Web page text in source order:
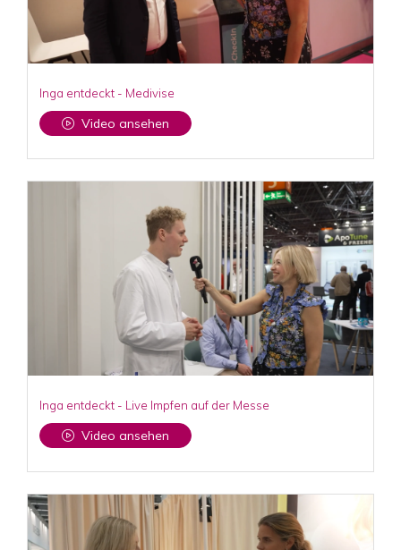
Inga entdeckt - Medivise
Video ansehen
Inga entdeckt - Live Impfen auf der Messe
Video ansehen